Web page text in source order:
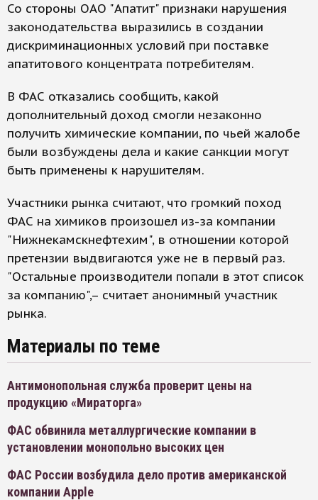
Со стороны ОАО "Апатит" признаки нарушения
законодательства выразились в создании
дискриминационных условий при поставке
апатитового концентрата потребителям.
В ФАС отказались сообщить, какой
дополнительный доход смогли незаконно
получить химические компании, по чьей жалобе
были возбуждены дела и какие санкции могут
быть применены к нарушителям.
Участники рынка считают, что громкий поход
ФАС на химиков произошел из-за компании
"Нижнекамскнефтехим", в отношении которой
претензии выдвигаются уже не в первый раз.
"Остальные производители попали в этот список
за компанию",– считает анонимный участник
рынка.
Материалы по теме
Антимонопольная служба проверит цены на
продукцию «Мираторга»
ФАС обвинила металлургические компании в
установлении монопольно высоких цен
ФАС России возбудила дело против американской
компании Apple